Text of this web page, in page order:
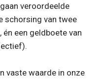
veroordeelde
schorsing van twee
een geldboete van
vaste waarde in onze